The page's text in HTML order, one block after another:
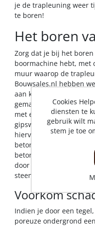
je de trapleuning weer
te boren!
Het boren
Zorg dat je bij het
boormachine hebt, met
muur waarop de
Bouwsales.nl hebben
aan klopboormachines
gemaakt van
met een
steenboor. Wil
gipswand, gebruik dan
hiervoor alleen de
betonnen muur? Dan
betonboor
. Deze
door hun boorkop slaan
steenboor het materiaal
Voorkom
Indien je door een
poreuze ondergrond
Cookies
diensten te
gebruik wilt
stem je toe